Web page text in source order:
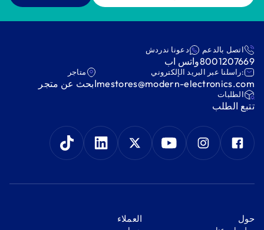
اتصل بالدعم
8001207669
دعونا ندردش
واتس اب
:راسلنا عبر البريد الإلكتروني
mestores@modern-electronics.com
متاجر
ابحث عن متجر
‫الطلبات‬
‫تتبع الطلب‬
‫حول‬ ‫العملاء‬